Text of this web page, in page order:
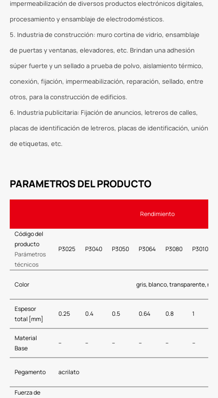
impermeabilización de diversos productos electrónicos digitales,
procesamiento y ensamblaje de electrodomésticos.
5. Industria de construcción: muro cortina de vidrio, ensamblaje
de puertas y ventanas, elevadores, etc. Brindan una adhesión
súper fuerte y un sellado a prueba de polvo, aislamiento térmico,
conexión, fijación, impermeabilización, reparación, sellado, entre
otros, para la construcción de edificios.
6. Industria publicitaria: Fijación de anuncios, letreros de calles,
placas de identificación de letreros, placas de identificación, unión
de etiquetas, etc.
PARAMETROS DEL PRODUCTO
Rendimiento
Código del
producto
Parámetros
técnicos
P3025 P3040 P3050 P3064 P3080 P30100
Color gris, blanco, transparente,
Espesor
total [mm]
0.25 0.4 0.5 0.64 0.8 1
Material
Base
– – – – – –
Pegamento acrilato
Fuerza de